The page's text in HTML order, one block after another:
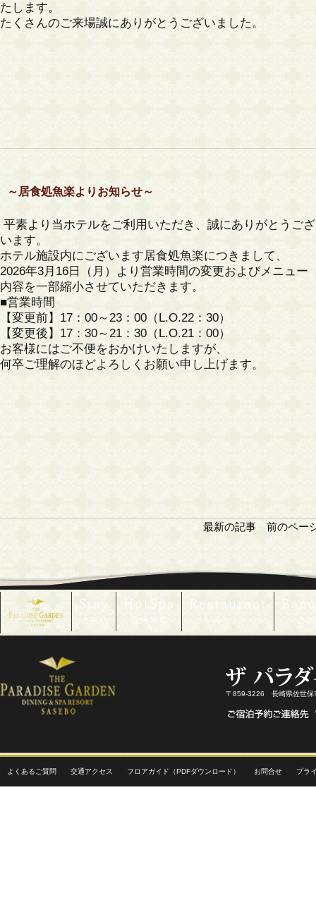
たします。
たくさんのご来場誠にありがとうございました。
～居食処魚楽よりお知らせ～
平素より当ホテルをご利用いただき、誠にありがとうござ
います。
ホテル施設内にございます居食処魚楽につきまして、
2026年3月16日（月）より 営業時間の変更およびメニュー
内容を一部縮小させていただきます。
■営業時間
【変更前】17：00～23：00（L.O.22：30）
【変更後】17：30～21：30（L.O.21：00）
お客様にはご不便をおかけいたしますが、
何卒ご理解のほどよろしくお願い申し上げます。
最新の記事 前のペー
〒859-3226 長崎県佐世保
よくあるご質問 交通アクセス フロアガイド（PDFダウンロード） お問合せ プラ